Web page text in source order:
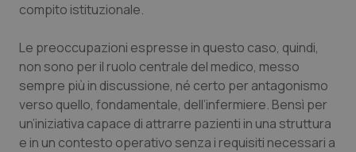
Toscana
Umbria
Valle D’Aosta
Veneto
Obesità
Oftalmologia
Oncodermatologia
Oncoematologia
compito istituzionale.
Le preoccupazioni espresse in questo caso, quindi,
non sono per il ruolo centrale del medico, messo
sempre più in discussione, né certo per antagonismo
verso quello, fondamentale, dell’infermiere. Bensì per
un’iniziativa capace di attrarre pazienti in una struttura
e in un contesto operativo senza i requisiti necessari a